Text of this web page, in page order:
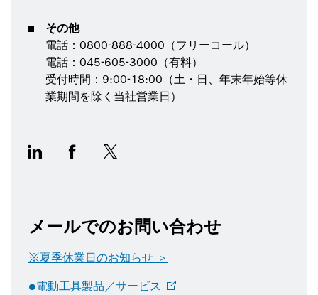
その他
電話：0800-888-4000（フリーコール）
電話：045-605-3000（有料）
受付時間：9:00-18:00（土・日、年末年始等休
業期間を除く当社営業日）
メールでのお問い合わせ
※夏季休業日のお知らせ ＞
●電動工具製品／サービス